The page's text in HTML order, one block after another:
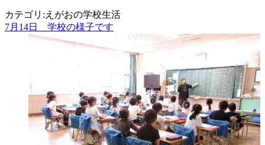
カテゴリ:えがおの学校生活
7月14日 学校の様子です